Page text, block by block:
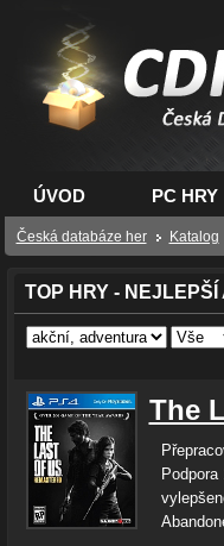
CDH.cz - hry
PS, XBOX -
databáze
ÚVOD PC HRY
Česká databáze her Katalog
TOP HRY -
The